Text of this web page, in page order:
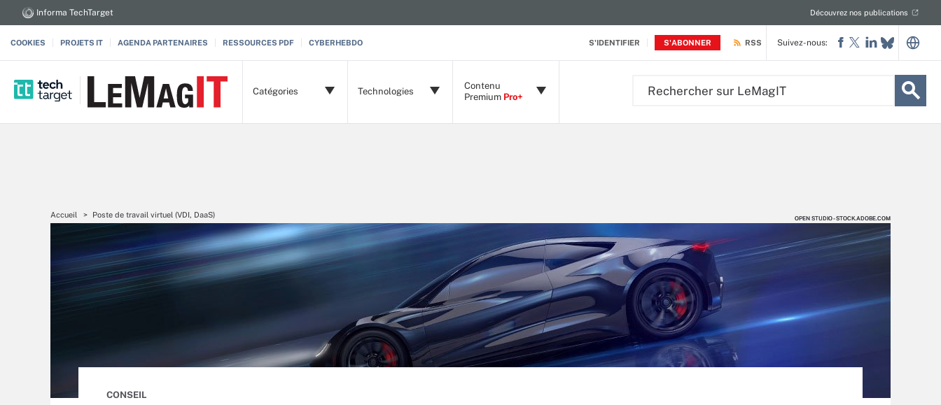
S'IDENTIFIER S'ABONNER
Informa TechTarget Découvrez nos publications
COOKIES PROJETS IT AGENDA PARTENAIRES RESSOURCES PDF CYBERHEBDO RSS
Catégories Technologies
Contenu
Premium Pro+
Suivez-nous:
Accueil Poste de travail virtuel (VDI, DaaS) OPEN STUDIO - STOCK.ADOBE.COM
OPEN STUDIO - STOCK.ADOBE.COM
CONSEIL